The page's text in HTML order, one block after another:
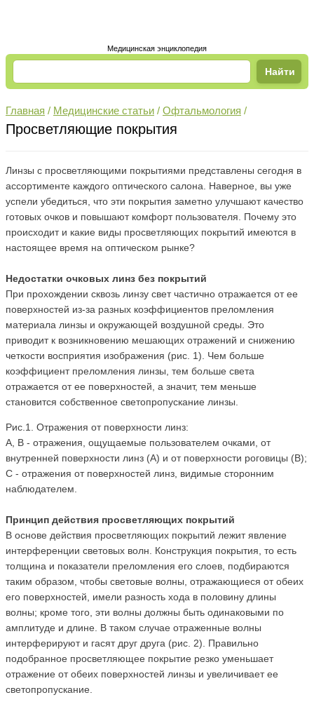
Медицинская энциклопедия
Главная / Медицинские статьи / Офтальмология /
Просветляющие покрытия
Линзы с просветляющими покрытиями представлены сегодня в
ассортименте каждого оптического салона. Наверное, вы уже
успели убедиться, что эти покрытия заметно улучшают качество
готовых очков и повышают комфорт пользователя. Почему это
происходит и какие виды просветляющих покрытий имеются в
настоящее время на оптическом рынке?
Недостатки очковых линз без покрытий
При прохождении сквозь линзу свет частично отражается от ее
поверхностей из-за разных коэффициентов преломления
материала линзы и окружающей воздушной среды. Это
приводит к возникновению мешающих отражений и снижению
четкости восприятия изображения (рис. 1). Чем больше
коэффициент преломления линзы, тем больше света
отражается от ее поверхностей, а значит, тем меньше
становится собственное светопропускание линзы.
Рис.1. Отражения от поверхности линз:
A, B - отражения, ощущаемые пользователем очками, от
внутренней поверхности линз (А) и от поверхности роговицы (В);
С - отражения от поверхностей линз, видимые сторонним
наблюдателем.
Принцип действия просветляющих покрытий
В основе действия просветляющих покрытий лежит явление
интерференции световых волн. Конструкция покрытия, то есть
толщина и показатели преломления его слоев, подбираются
таким образом, чтобы световые волны, отражающиеся от обеих
его поверхностей, имели разность хода в половину длины
волны; кроме того, эти волны должны быть одинаковыми по
амплитуде и длине. В таком случае отраженные волны
интерферируют и гасят друг друга (рис. 2). Правильно
подобранное просветляющее покрытие резко уменьшает
отражение от обеих поверхностей линзы и увеличивает ее
светопропускание.